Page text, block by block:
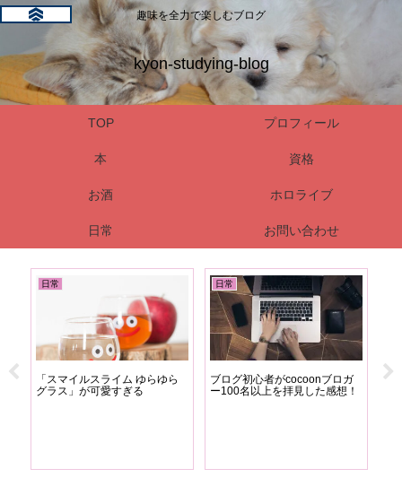
趣味を全力で楽しむブログ
kyon-studying-blog
TOP プロフィール
本 資格
お酒 ホロライブ
日常 お問い合わせ
日常
「スマイルスライム ゆらゆら
グラス」が可愛すぎる
日常
ブログ初心者がcocoonブロガ
ー100名以上を拝見した感想！
【